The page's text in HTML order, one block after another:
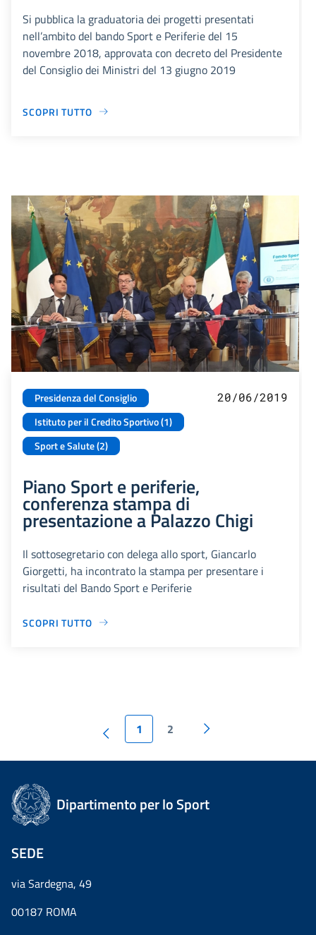
Si pubblica la graduatoria dei progetti presentati
nell’ambito del bando Sport e Periferie del 15
novembre 2018, approvata con decreto del Presidente
del Consiglio dei Ministri del 13 giugno 2019
SCOPRI TUTTO
Presidenza del Consiglio
Istituto per il Credito Sportivo (1)
Sport e Salute (2)
20/06/2019
Piano Sport e periferie,
conferenza stampa di
presentazione a Palazzo Chigi
Il sottosegretario con delega allo sport, Giancarlo
Giorgetti, ha incontrato la stampa per presentare i
risultati del Bando Sport e Periferie
SCOPRI TUTTO
1 2
Dipartimento per lo Sport
SEDE
via Sardegna, 49
00187 ROMA